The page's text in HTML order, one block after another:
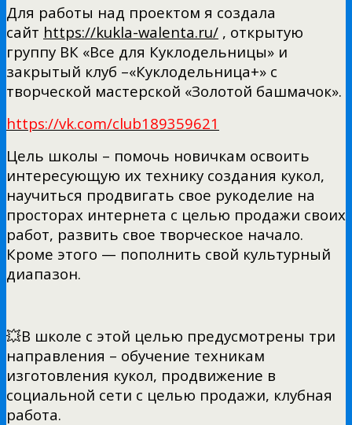
Для работы над проектом я создала
сайт https://kukla-walenta.ru/ , открытую
группу ВК «Все для Куклодельницы» и
закрытый клуб –«Куклодельница+» с
творческой мастерской «Золотой башмачок».
https://vk.com/club189359621
Цель школы – помочь новичкам освоить
интересующую их технику создания кукол,
научиться продвигать свое рукоделие на
просторах интернета с целью продажи своих
работ, развить свое творческое начало.
Кроме этого — пополнить свой культурный
диапазон.
💥В школе с этой целью предусмотрены три
направления – обучение техникам
изготовления кукол, продвижение в
социальной сети с целью продажи, клубная
работа.